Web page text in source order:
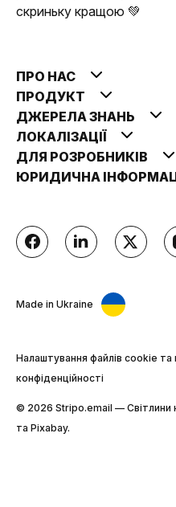
скриньку кращою 💚
ПРО НАС
ПРОДУКТ
ДЖЕРЕЛА ЗНАНЬ
ЛОКАЛІЗАЦІЇ
ДЛЯ РОЗРОБНИКІВ
ЮРИДИЧНА
Made in Ukraine
Налаштування файлів cookie та
конфіденційності
© 2026 Stripо.email — Світлини
та Pixabay.